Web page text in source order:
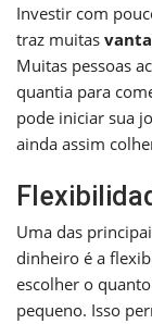
Investir com
traz muitas
Muitas pessoas
quantia para
pode iniciar sua
ainda assim
Uma das
dinheiro é a
escolher o
pequeno. Isso